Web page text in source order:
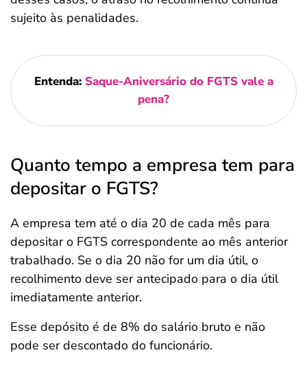
sujeito às penalidades.
Entenda: Saque-Aniversário do FGTS vale a
pena?
Quanto tempo a empresa tem para
depositar o FGTS?
A empresa tem até o dia 20 de cada mês para
depositar o FGTS correspondente ao mês anterior
trabalhado. Se o dia 20 não for um dia útil, o
recolhimento deve ser antecipado para o dia útil
imediatamente anterior.
Esse depósito é de 8% do salário bruto e não
pode ser descontado do funcionário.